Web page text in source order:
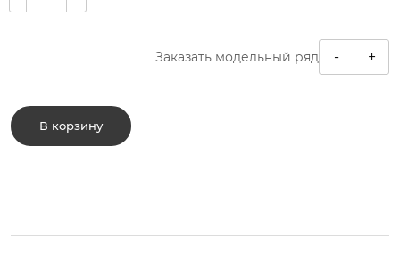
Заказать модельный ряд - +
В корзину